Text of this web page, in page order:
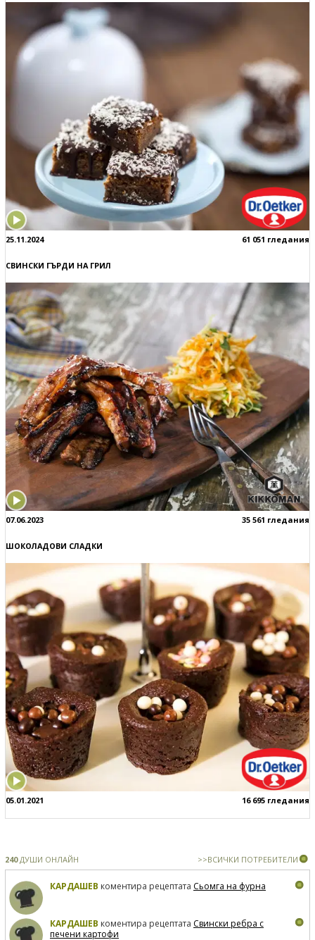
25.11.2024 61 051 гледания
СВИНСКИ ГЪРДИ НА ГРИЛ
07.06.2023 35 561 гледания
ШОКОЛАДОВИ СЛАДКИ
05.01.2021 16 695 гледания
240ДУШИ ОНЛАЙН >>ВСИЧКИ ПОТРЕБИТЕЛИ
КАРДАШЕВ коментира рецептата Сьомга на фурна
КАРДАШЕВ коментира рецептата Свински ребра с
печени картофи